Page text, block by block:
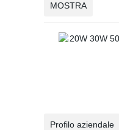
MOSTRA
Profilo aziendale